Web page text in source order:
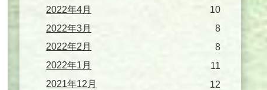
2022年4月
10
2022年3月
8
2022年2月
8
2022年1月
11
2021年12月
12